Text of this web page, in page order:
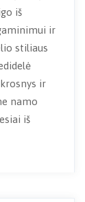
iš
ir
stiliaus
ir
namo
iš